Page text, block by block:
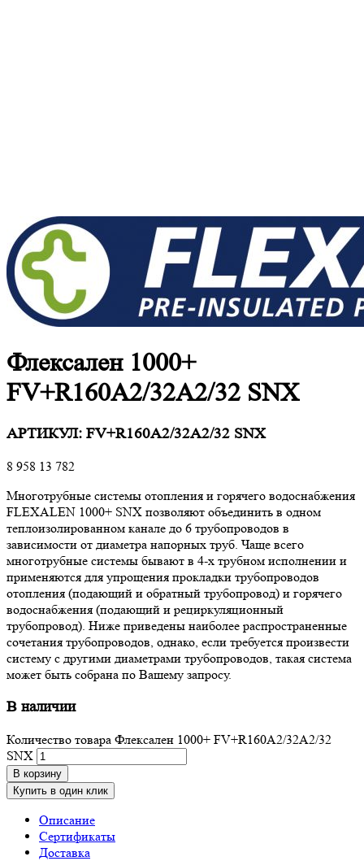
Флексален 1000+
FV+R160A2/32A2/32 SNX
АРТИКУЛ: FV+R160A2/32A2/32 SNX
8 958 13 782
Многотрубные системы отопления и горячего водоснабжения
FLEXALEN 1000+ SNX позволяют объединить в одном
теплоизолированном канале до 6 трубопроводов в
зависимости от диаметра напорных труб. Чаще всего
многотрубные системы бывают в 4-х трубном исполнении и
применяются для упрощения прокладки трубопроводов
отопления (подающий и обратный трубопровод) и горячего
водоснабжения (подающий и рециркуляционный
трубопровод). Ниже приведены наиболее распространенные
сочетания трубопроводов, однако, если требуется произвести
систему с другими диаметрами трубопроводов, такая система
может быть собрана по Вашему запросу.
В наличии
Количество товара Флексален 1000+ FV+R160A2/32A2/32
SNX
В корзину
Купить в один клик
Описание
Сертификаты
Доставка